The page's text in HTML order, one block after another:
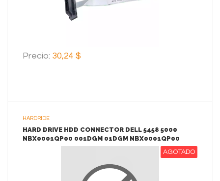
Precio: 30,24 $
HARDRIDE
HARD DRIVE HDD CONNECTOR DELL 5458 5000
NBX0001QP00 001DGM 01DGM NBX0001QP00
AGOTADO